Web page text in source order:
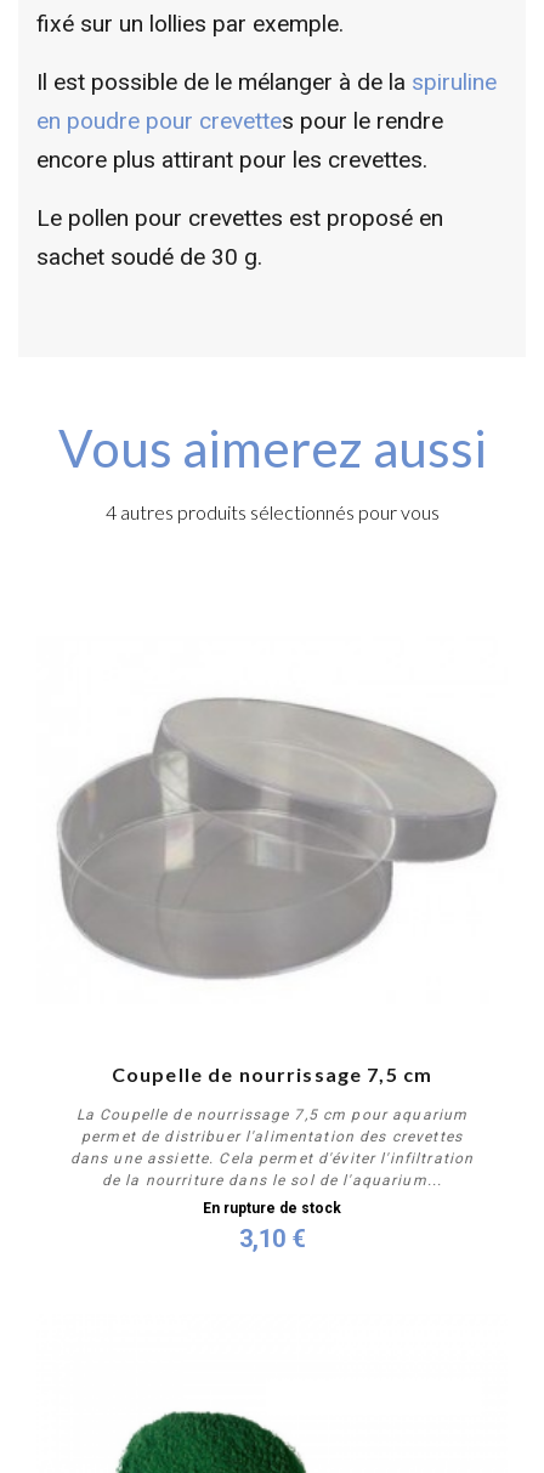
fixé sur un lollies par exemple.
Il est possible de le mélanger à de la spiruline
en poudre pour crevettes pour le rendre
encore plus attirant pour les crevettes.
Le pollen pour crevettes est proposé en
sachet soudé de 30 g.
Vous aimerez aussi
4 autres produits sélectionnés pour vous
Coupelle de nourrissage 7,5 cm
La Coupelle de nourrissage 7,5 cm pour aquarium
permet de distribuer l'alimentation des crevettes
dans une assiette. Cela permet d'éviter l'infiltration
de la nourriture dans le sol de l'aquarium...
En rupture de stock
3,10 €